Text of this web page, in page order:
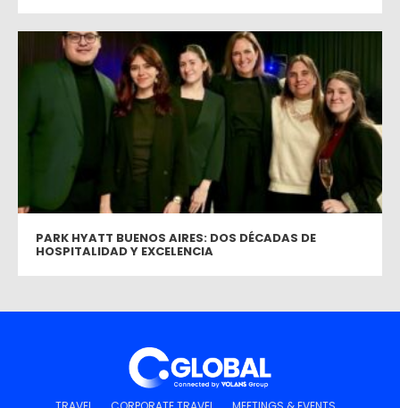
PARK HYATT BUENOS AIRES: DOS DÉCADAS DE
HOSPITALIDAD Y EXCELENCIA